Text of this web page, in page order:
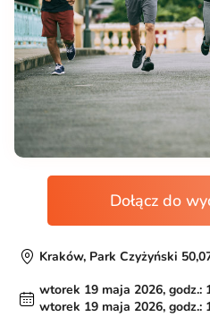
Dołącz do
Kraków, Park Czyżyński
wtorek 19 maja 2026, godz.:
wtorek 19 maja 2026, godz.: